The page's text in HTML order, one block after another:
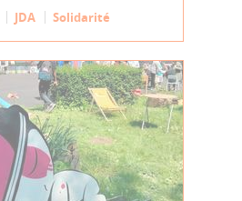
JDA Solidarité